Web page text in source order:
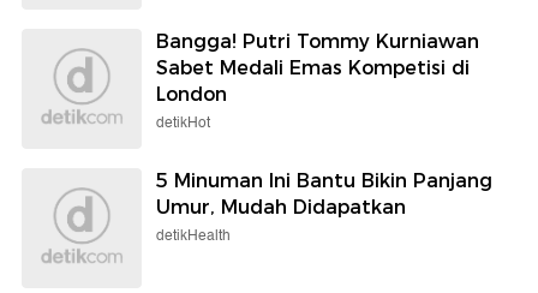
Bangga! Putri Tommy Kurniawan
Sabet Medali Emas Kompetisi di
London
detikHot
5 Minuman Ini Bantu Bikin Panjang
Umur, Mudah Didapatkan
detikHealth